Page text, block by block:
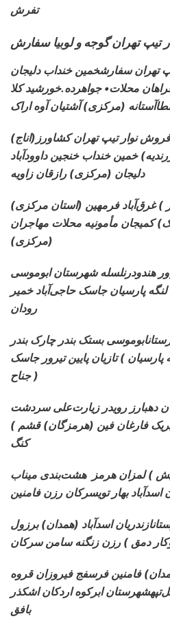
تفرش
تیپ تهران گوجه و لوبیا سفارش
تهران سفارشخمین خنداب دلیجان
محلات• جواهرده.خورشید کلا
(مرکزی) آشتیان آوه اراک
فروش نوار تیپ تهران کشاورز
خمین خنداب خنجین داوودآباد
دلیجان (مرکزی) رازقان زاویه
)غرق‌آباد فرمهین
کمیجان مأمونیه محلات مهاجران
(مرکزی)
هندودرنلسلهشهرستان ابوموسی
پارسیان جاسک حاجی‌آباد خمیر
رودان
بستک بندر چارک بندر
پارسیان ) تازیان پایین تیرور جاسک
جناح )
دهبارز رویدرزیارت‌علی سردشت
فارغان فین (هرمزگان) قشم )
کنگ
) لمزان هرمزهشت‌بندی میناب
بهار تویسرکان رزن فامنین
اسدآباد (همدان) برزول
دمق ) رزن زنگنه سامن سرکان
فامنین فرسفج فیروزانقروه
ابرکوه اردکان اشکذر
بافق